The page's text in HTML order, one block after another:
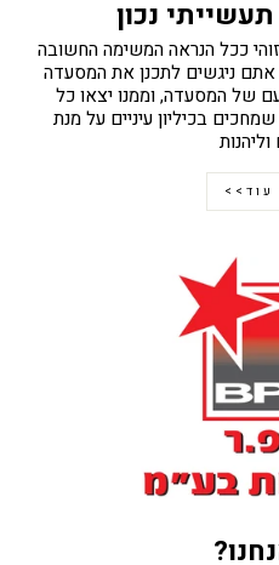
נכון
ככל הנראה המשימה החשובה
ניגשים לתכנן את המסעדה
של המסעדה, וממנו יצאו כל
בכיליון עיניים על מנת
עוד>>